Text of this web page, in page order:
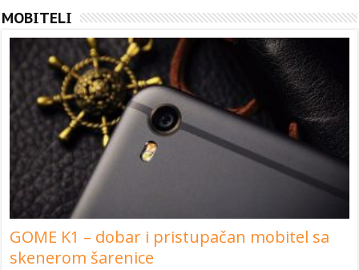
MOBITELI
GOME K1 – dobar i pristupačan mobitel sa
skenerom šarenice